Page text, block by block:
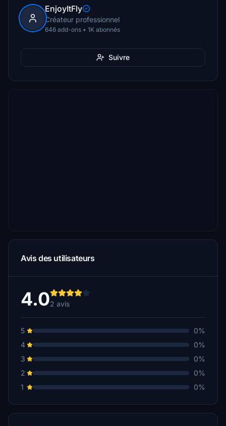
EnjoyItFly
Créateur professionnel
646 add-ons • 1K abonnés
Suivre
Avis des utilisateurs
4.02 avis
5
0%
4
0%
3
0%
2
0%
1
0%